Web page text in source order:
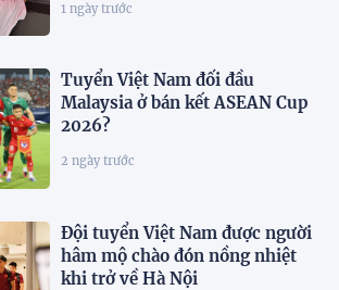
1 ngày trước
Tuyển Việt Nam đối đầu
Malaysia ở bán kết ASEAN Cup
2026?
2 ngày trước
Đội tuyển Việt Nam được người
hâm mộ chào đón nồng nhiệt
khi trở về Hà Nội